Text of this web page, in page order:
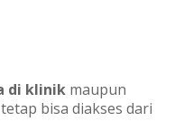
di klinik maupun
bisa diakses dari